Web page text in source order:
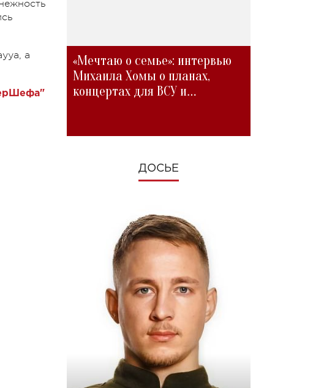
а
«Мечтаю о семье»: интервью
Михаила Хомы о планах,
концертах для ВСУ и
ДОСЬЕ